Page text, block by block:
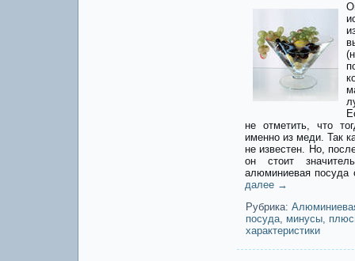
не отметить, что
именно из меди. Так
не известен. Но,
он стоит
алюминиевая посуда
далее →
Рубрика:
посуда, минусы,
характеристики